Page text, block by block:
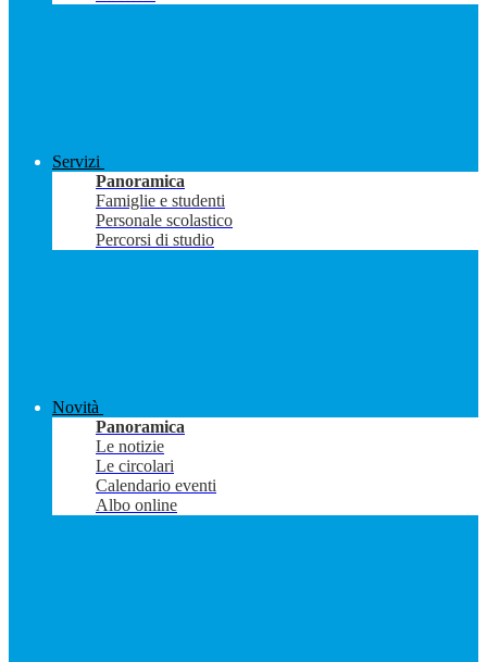
Servizi
Panoramica
Famiglie e studenti
Personale scolastico
Percorsi di studio
Novità
Panoramica
Le notizie
Le circolari
Calendario eventi
Albo online